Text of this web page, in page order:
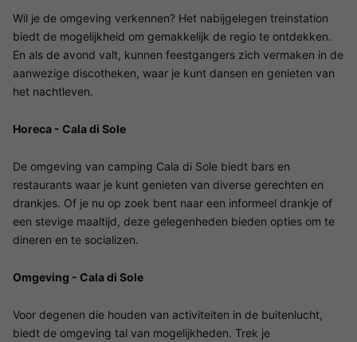
Wil je de omgeving verkennen? Het nabijgelegen treinstation
biedt de mogelijkheid om gemakkelijk de regio te ontdekken.
En als de avond valt, kunnen feestgangers zich vermaken in de
aanwezige discotheken, waar je kunt dansen en genieten van
het nachtleven.
Horeca - Cala di Sole
De omgeving van camping Cala di Sole biedt bars en
restaurants waar je kunt genieten van diverse gerechten en
drankjes. Of je nu op zoek bent naar een informeel drankje of
een stevige maaltijd, deze gelegenheden bieden opties om te
dineren en te socializen.
Omgeving - Cala di Sole
Voor degenen die houden van activiteiten in de buitenlucht,
biedt de omgeving tal van mogelijkheden. Trek je